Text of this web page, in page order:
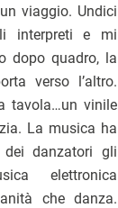
viaggio. Undici
interpreti e mi
dopo quadro, la
verso l’altro.
tavola…un vinile
La musica ha
danzatori gli
elettronica
che danza.